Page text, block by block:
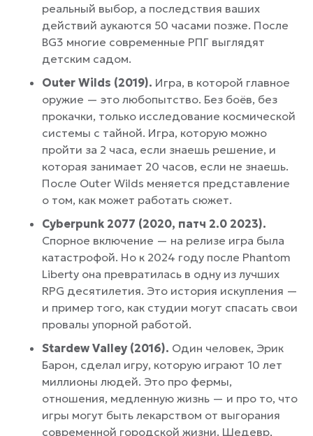
реальный выбор, а последствия ваших
действий аукаются 50 часами позже. После
BG3 многие современные РПГ выглядят
детским садом.
Outer Wilds (2019). Игра, в которой главное
оружие — это любопытство. Без боёв, без
прокачки, только исследование космической
системы с тайной. Игра, которую можно
пройти за 2 часа, если знаешь решение, и
которая занимает 20 часов, если не знаешь.
После Outer Wilds меняется представление
о том, как может работать сюжет.
Cyberpunk 2077 (2020, патч 2.0 2023).
Спорное включение — на релизе игра была
катастрофой. Но к 2024 году после Phantom
Liberty она превратилась в одну из лучших
RPG десятилетия. Это история искупления —
и пример того, как студии могут спасать свои
провалы упорной работой.
Stardew Valley (2016). Один человек, Эрик
Барон, сделал игру, которую играют 10 лет
миллионы людей. Это про фермы,
отношения, медленную жизнь — и про то, что
игры могут быть лекарством от выгорания
современной городской жизни. Шедевр,